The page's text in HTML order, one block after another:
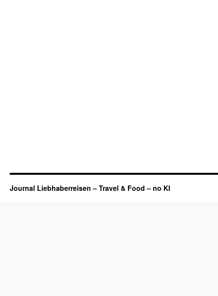
Journal Liebhaberreisen – Travel & Food – no KI